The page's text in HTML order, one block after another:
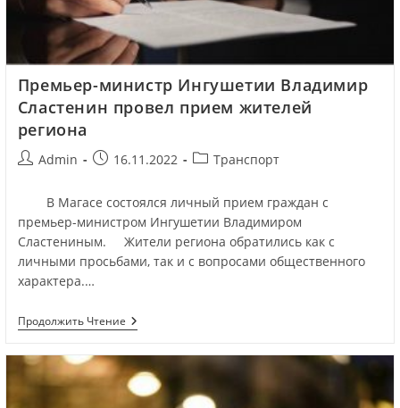
Премьер-министр Ингушетии Владимир
Сластенин провел прием жителей
региона
Admin 16.11.2022 Транспорт
В Магасе состоялся личный прием граждан c
премьер-министром Ингушетии Владимиром
Сластениным. Жители региона обратились как с
личными просьбами, так и с вопросами общественного
характера.…
Продолжить Чтение